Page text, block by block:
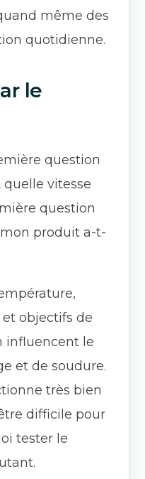
même des
quotidienne.
le
question
quelle vitesse
question
produit a-t-
objectifs de
influencent le
et de soudure.
très bien
difficile pour
tester le